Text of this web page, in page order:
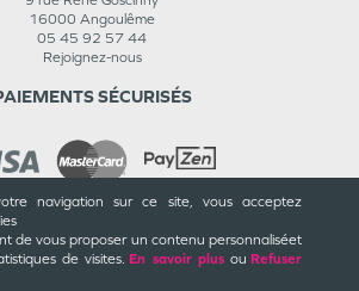
navigation sur ce site, vous acceptez
de vous proposer un contenu personnaliséet
de visites. En savoir plusou Refuser
16000 Angoulême
05 45 92 57 44
Rejoignez-nous
CGU / CGV
SÉCURISÉS